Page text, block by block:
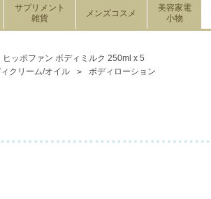
サプリメント
雑貨
メンズコスメ
美容家電
小物
ヒッポファン ボディミルク 250ml x 5
クリーム/オイル
ボディローション